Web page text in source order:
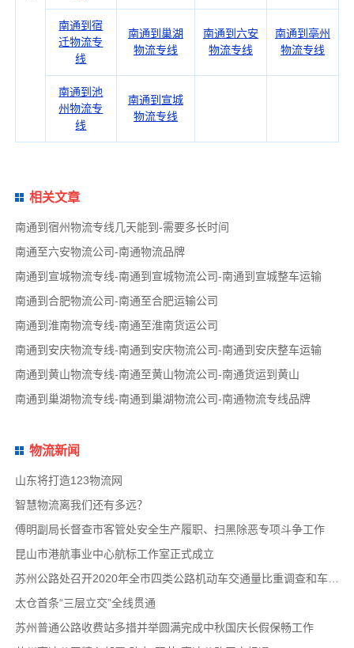
南通到宿
迁物流专
线
南通到巢湖
物流专线
南通到六安
物流专线
南通到亳州
物流专线
南通到池
州物流专
线
南通到宣城
物流专线
相关文章
南通到宿州物流专线几天能到-需要多长时间
南通至六安物流公司-南通物流品牌
南通到宣城物流专线-南通到宣城物流公司-南通到宣城整车运输
南通到合肥物流公司-南通至合肥运输公司
南通到淮南物流专线-南通至淮南货运公司
南通到安庆物流专线-南通到安庆物流公司-南通到安庆整车运输
南通到黄山物流专线-南通至黄山物流公司-南通货运到黄山
南通到巢湖物流专线-南通到巢湖物流公司-南通物流专线品牌
物流新闻
山东将打造123物流网
智慧物流离我们还有多远？
傅明副局长督查市客管处安全生产履职、扫黑除恶专项斗争工作
昆山市港航事业中心航标工作室正式成立
苏州公路处召开2020年全市四类公路机动车交通量比重调查和车速调查布置会
太仓首条“三层立交”全线贯通
苏州普通公路收费站多措并举圆满完成中秋国庆长假保畅工作